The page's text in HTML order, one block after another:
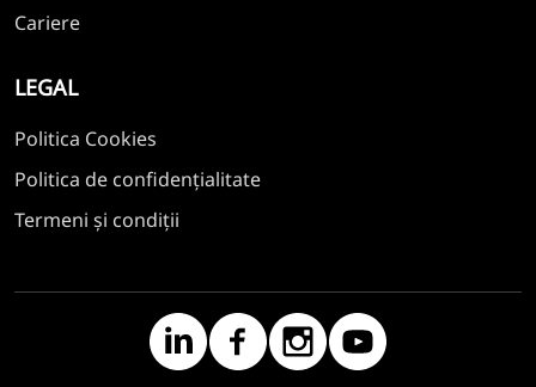
Cariere
LEGAL
Politica Cookies
Politica de confidențialitate
Termeni și condiții